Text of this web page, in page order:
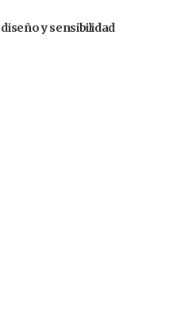
y sensibilidad